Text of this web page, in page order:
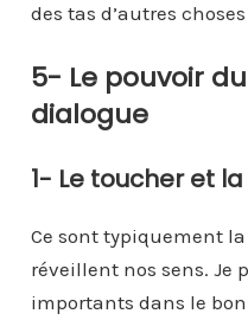
des tas d’autres
5- Le pouvoir
dialogue
1- Le toucher et
Ce sont typiquement
réveillent nos sens. Je
importants dans le